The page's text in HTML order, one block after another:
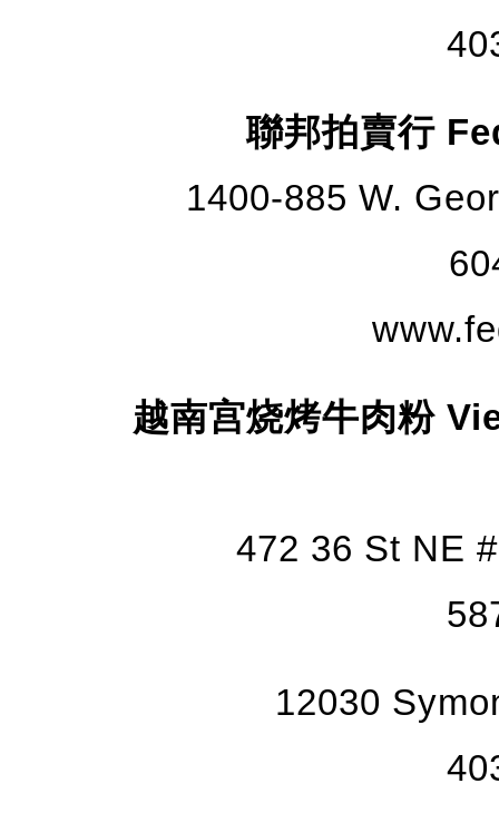
聯邦拍賣行
1400-885 W.
越南宫烧烤牛肉粉
472 36 St NE
12030